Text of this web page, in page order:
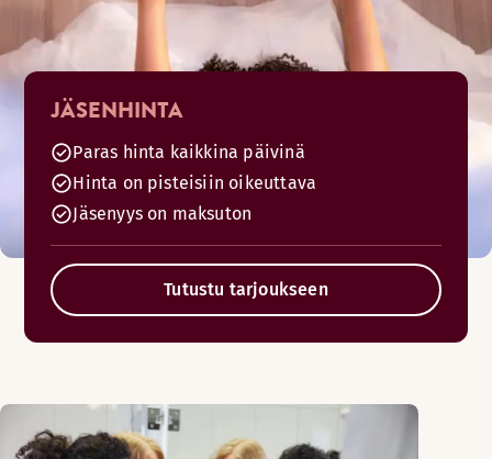
JÄSENHINTA
Paras hinta kaikkina päivinä
Hinta on pisteisiin oikeuttava
Jäsenyys on maksuton
Tutustu tarjoukseen